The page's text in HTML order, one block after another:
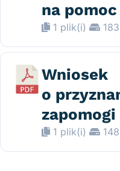
na
1 plik(i)
Wniosek
o
zapomogi
1 plik(i)